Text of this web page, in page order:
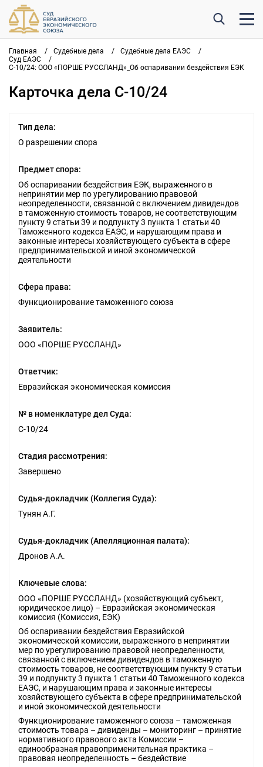
Главная / Судебные дела / Судебные дела ЕАЭС
/
Суд ЕАЭС
/
С-10/24: ООО «ПОРШЕ РУССЛАНД»_Об оспаривании бездействия ЕЭК
Карточка дела С-10/24
Тип дела:
О разрешении спора
Предмет спора:
Об оспаривании бездействия ЕЭК, выраженного в
непринятии мер по урегулированию правовой
неопределенности, связанной с включением дивидендов
в таможенную стоимость товаров, не соответствующим
пункту 9 статьи 39 и подпункту 3 пункта 1 статьи 40
Таможенного кодекса ЕАЭС, и нарушающим права и
законные интересы хозяйствующего субъекта в сфере
предпринимательской и иной экономической
деятельности
Сфера права:
Функционирование таможенного союза
Заявитель:
ООО «ПОРШЕ РУССЛАНД»
Ответчик:
Евразийская экономическая комиссия
№ в номенклатуре дел Суда:
С-10/24
Стадия рассмотрения:
Завершено
Судья-докладчик (Коллегия Суда):
Тунян А.Г.
Судья-докладчик (Апелляционная палата):
Дронов А.А.
Ключевые слова:
ООО «ПОРШЕ РУССЛАНД» (хозяйствующий субъект,
юридическое лицо) – Евразийская экономическая
комиссия (Комиссия, ЕЭК)
Об оспаривании бездействия Евразийской
экономической комиссии, выраженного в непринятии
мер по урегулированию правовой неопределенности,
связанной с включением дивидендов в таможенную
стоимость товаров, не соответствующим пункту 9 статьи
39 и подпункту 3 пункта 1 статьи 40 Таможенного кодекса
ЕАЭС, и нарушающим права и законные интересы
хозяйствующего субъекта в сфере предпринимательской
и иной экономической деятельности
Функционирование таможенного союза – таможенная
стоимость товара – дивиденды – мониторинг – принятие
нормативного правового акта Комиссии –
единообразная правоприменительная практика –
правовая неопределенность – бездействие